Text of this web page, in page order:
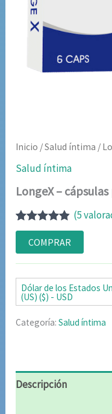
Inicio /Salud íntima /
Salud íntima
LongeX –
Valorado
con4.80de
5 en base
a
5
de clientes
(5
COMPRAR
Dólar de los Estados
(US) ($) - USD
Categoría:Salud íntima
Descripción